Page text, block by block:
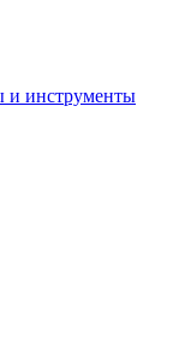
и инструменты